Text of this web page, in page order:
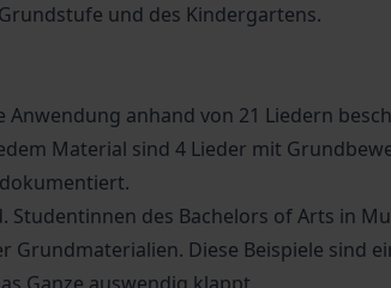
und des Kindergartens.
anhand von 21 Liedern
Material sind 4 Lieder mit
Studentinnen des Bachelors of Arts in
Grundmaterialien. Diese Beispiele